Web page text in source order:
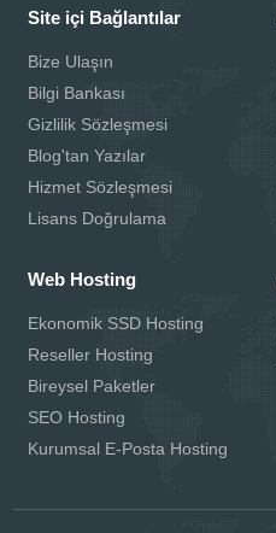
Site içi Bağlantılar
Bize Ulaşın
Bilgi Bankası
Gizlilik Sözleşmesi
Blog'tan Yazılar
Hizmet Sözleşmesi
Lisans Doğrulama
Web Hosting
Ekonomik SSD Hosting
Reseller Hosting
Bireysel Paketler
SEO Hosting
Kurumsal E-Posta Hosting